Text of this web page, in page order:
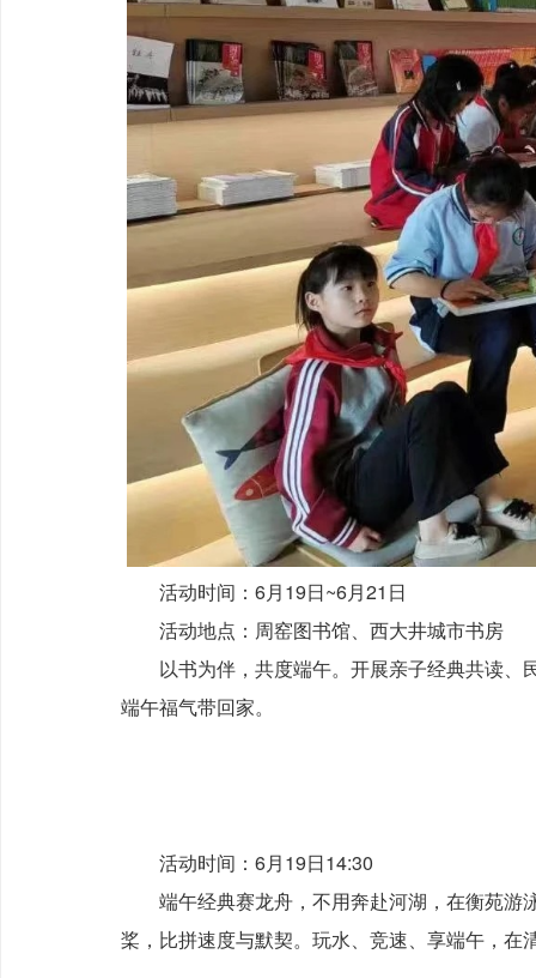
活动时间：6月19日~6月21日
活动地点：周窑图书馆、西大井城市书房
以书为伴，共度端午。开展亲子经典共读、
端午福气带回家。
活动时间：6月19日14:30
端午经典赛龙舟，不用奔赴河湖，在衡苑游
桨，比拼速度与默契。玩水、竞速、享端午，